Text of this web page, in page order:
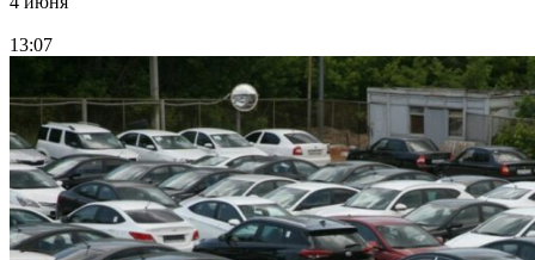
13:07